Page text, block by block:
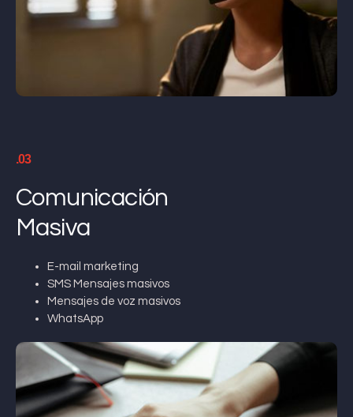
.03
Comunicación
Masiva
E-mail marketing
SMS Mensajes masivos
Mensajes de voz masivos
WhatsApp